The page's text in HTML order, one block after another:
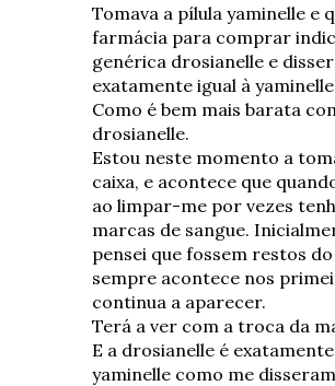
Tomava a pílula yaminelle e
farmácia para comprar
genérica drosianelle e
exatamente igual à
Como é bem mais barata
drosianelle.
Estou neste momento a
caixa, e acontece que
ao limpar-me por vezes
marcas de sangue.
pensei que fossem restos
sempre acontece nos
continua a aparecer.
Terá a ver com a troca da
E a drosianelle é
yaminelle como me